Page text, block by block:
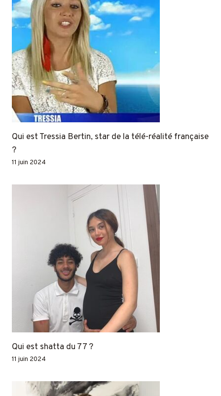
Qui est Tressia Bertin, star de la télé-réalité française
?
11 juin 2024
Qui est shatta du 77 ?
11 juin 2024